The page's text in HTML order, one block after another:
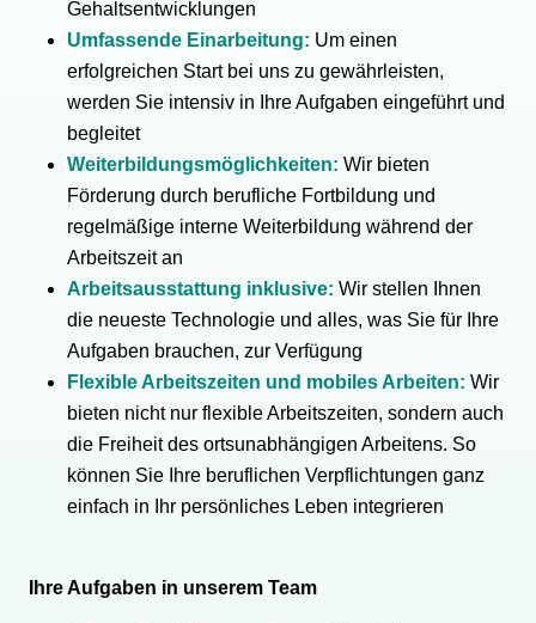
Gehaltsentwicklungen
Umfassende Einarbeitung: Um einen
erfolgreichen Start bei uns zu gewährleisten,
werden Sie intensiv in Ihre Aufgaben eingeführt und
begleitet
Weiterbildungsmöglichkeiten: Wir bieten
Förderung durch berufliche Fortbildung und
regelmäßige interne Weiterbildung während der
Arbeitszeit an
Arbeitsausstattung inklusive: Wir stellen Ihnen
die neueste Technologie und alles, was Sie für Ihre
Aufgaben brauchen, zur Verfügung
Flexible Arbeitszeiten und mobiles Arbeiten: Wir
bieten nicht nur flexible Arbeitszeiten, sondern auch
die Freiheit des ortsunabhängigen Arbeitens. So
können Sie Ihre beruflichen Verpflichtungen ganz
einfach in Ihr persönliches Leben integrieren
Ihre Aufgaben in unserem Team